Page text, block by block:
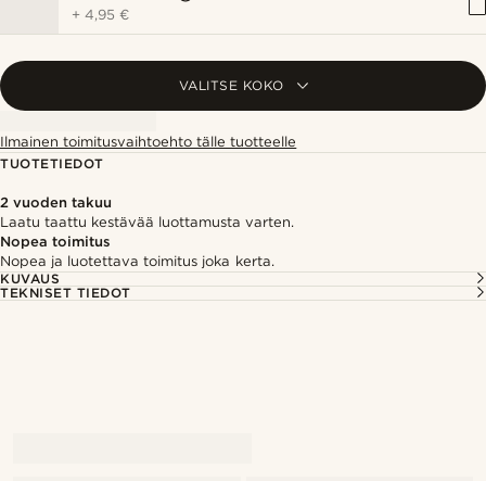
+4,95 €
VALITSE KOKO
Ilmainen toimitusvaihtoehto tälle tuotteelle
TUOTETIEDOT
2 vuoden takuu
Laatu taattu kestävää luottamusta varten.
Nopea toimitus
Nopea ja luotettava toimitus joka kerta.
KUVAUS
TEKNISET TIEDOT